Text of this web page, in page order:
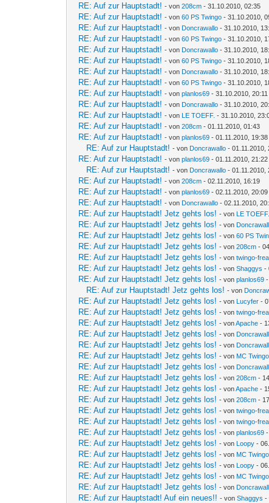
RE: Auf zur Hauptstadt! - von208cm - 31.10.2010, 02:35
RE: Auf zur Hauptstadt! - von60 PS Twingo - 31.10.2010,
RE: Auf zur Hauptstadt! - von Doncrawallo - 31.10.2010,
RE: Auf zur Hauptstadt! - von60 PS Twingo - 31.10.2010,
RE: Auf zur Hauptstadt! - von Doncrawallo - 31.10.2010,
RE: Auf zur Hauptstadt! - von60 PS Twingo - 31.10.2010,
RE: Auf zur Hauptstadt! - von Doncrawallo - 31.10.2010,
RE: Auf zur Hauptstadt! - von60 PS Twingo - 31.10.2010,
RE: Auf zur Hauptstadt! - vonplanlos69 - 31.10.2010, 20:11
RE: Auf zur Hauptstadt! - von Doncrawallo - 31.10.2010,
RE: Auf zur Hauptstadt! - von LE TOEFF. - 31.10.2010,
RE: Auf zur Hauptstadt! - von208cm - 01.11.2010, 01:43
RE: Auf zur Hauptstadt! - vonplanlos69 - 01.11.2010, 19:38
RE: Auf zur Hauptstadt! - von Doncrawallo - 01.11.2010,
RE: Auf zur Hauptstadt! - vonplanlos69 - 01.11.2010, 21:22
RE: Auf zur Hauptstadt! - von Doncrawallo - 01.11.2010,
RE: Auf zur Hauptstadt! - von208cm - 02.11.2010, 16:19
RE: Auf zur Hauptstadt! - vonplanlos69 - 02.11.2010, 20:09
RE: Auf zur Hauptstadt! - von Doncrawallo - 02.11.2010,
RE: Auf zur Hauptstadt! Jetz gehts los! - von LE TOEFF.
RE: Auf zur Hauptstadt! Jetz gehts los! - von
RE: Auf zur Hauptstadt! Jetz gehts los! - von60 PS
RE: Auf zur Hauptstadt! Jetz gehts los! - von208cm -
RE: Auf zur Hauptstadt! Jetz gehts los! - vontwingo-
RE: Auf zur Hauptstadt! Jetz gehts los! - vonShaggys -
RE: Auf zur Hauptstadt! Jetz gehts los! - vonplanlos69
RE: Auf zur Hauptstadt! Jetz gehts los! - von
RE: Auf zur Hauptstadt! Jetz gehts los! - von Lucyfer -
RE: Auf zur Hauptstadt! Jetz gehts los! - vontwingo-
RE: Auf zur Hauptstadt! Jetz gehts los! - vonApache -
RE: Auf zur Hauptstadt! Jetz gehts los! - von
RE: Auf zur Hauptstadt! Jetz gehts los! - von
RE: Auf zur Hauptstadt! Jetz gehts los! - von MC Twingo
RE: Auf zur Hauptstadt! Jetz gehts los! - von
RE: Auf zur Hauptstadt! Jetz gehts los! - von208cm -
RE: Auf zur Hauptstadt! Jetz gehts los! - vonApache -
RE: Auf zur Hauptstadt! Jetz gehts los! - von208cm -
RE: Auf zur Hauptstadt! Jetz gehts los! - vontwingo-
RE: Auf zur Hauptstadt! Jetz gehts los! - vontwingo-
RE: Auf zur Hauptstadt! Jetz gehts los! - vonplanlos69
RE: Auf zur Hauptstadt! Jetz gehts los! - von Loopy -
RE: Auf zur Hauptstadt! Jetz gehts los! - von MC Twingo
RE: Auf zur Hauptstadt! Jetz gehts los! - von Loopy -
RE: Auf zur Hauptstadt! Jetz gehts los! - von MC Twingo
RE: Auf zur Hauptstadt! Jetz gehts los! - von
RE: Auf zur Hauptstadt! Auf ein neues!! - vonShaggys -